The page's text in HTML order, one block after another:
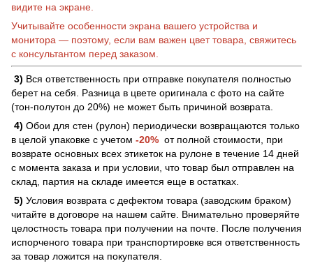
видите на экране.
Учитывайте особенности экрана вашего устройства и
монитора — поэтому, если вам важен цвет товара, свяжитесь
с консультантом перед заказом.
3) Вся ответственность при отправке покупателя полностью
берет на себя. Разница в цвете оригинала с фото на сайте
(тон-полутон до 20%) не может быть причиной возврата.
4) Обои для стен (рулон) периодически возвращаются только
в целой упаковке с учетом -20% от полной стоимости, при
возврате основных всех этикеток на рулоне в течение 14 дней
с момента заказа и при условии, что товар был отправлен на
склад, партия на складе имеется еще в остатках.
5) Условия возврата с дефектом товара (заводским браком)
читайте в договоре на нашем сайте. Внимательно проверяйте
целостность товара при получении на почте. После получения
испорченого товара при транспортировке вся ответственность
за товар ложится на покупателя.